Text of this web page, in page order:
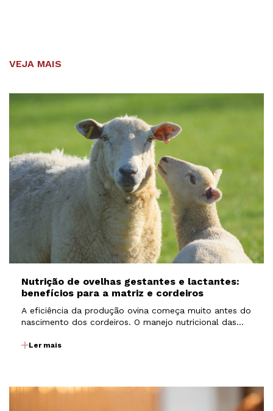
VEJA MAIS
Nutrição de ovelhas gestantes e lactantes:
benefícios para a matriz e cordeiros
A eficiência da produção ovina começa muito antes do
nascimento dos cordeiros. O manejo nutricional das
influência direta sobre a fertilidade, o desenvolvimento
Ler mais